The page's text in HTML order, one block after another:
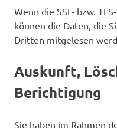
Wenn die SSL- bzw.
können die Daten, die
Dritten mitgelesen
Auskunft,
Berichtigung
Sie haben im Rahmen